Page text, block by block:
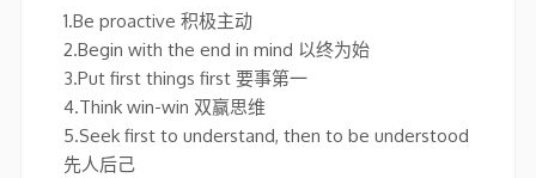
1.Be proactive 积极主动
2.Begin with the end in mind 以终为始
3.Put first things first 要事第一
4.Think win-win 双赢思维
5.Seek first to understand, then to be understood
先人后己